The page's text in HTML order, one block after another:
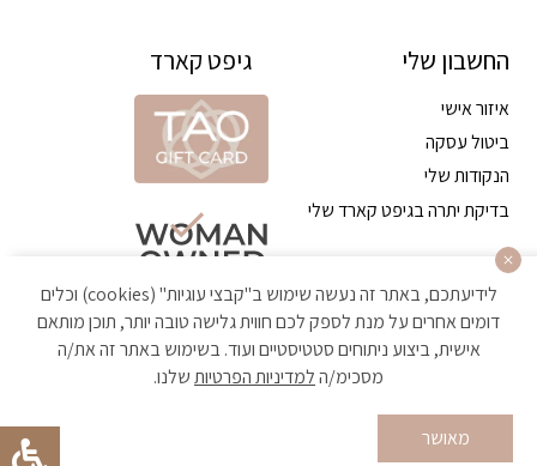
החשבון שלי
איזור אישי
ביטול עסקה
הנקודות שלי
בדיקת יתרה בגיפט קארד שלי
גיפט קארד
הקניה באתר מאובטחת ועומדת בתקן האבטחה הגבוה ביותר
לידיעתכם, באתר זה נעשה שימוש ב"קבצי עוגיות" (cookies) וכלים
דומים אחרים על מנת לספק לכם חווית גלישה טובה יותר, תוכן מותאם
אישית, ביצוע ניתוחים סטטיסטיים ועוד. בשימוש באתר זה את/ה
מסכימ/הלמדיניות הפרטיותשלנו.
מאושר